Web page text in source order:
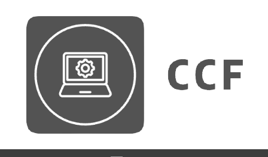
CCF